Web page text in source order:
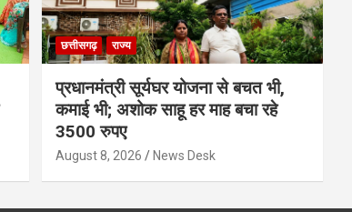
छत्तीसगढ़ राज्य
प्रधानमंत्री सूर्यघर योजना से बचत भी,
कमाई भी; अशोक साहू हर माह बचा रहे
3500 रुपए
August 8, 2026 News Desk